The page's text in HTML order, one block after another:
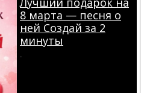
8 марта — песня о
ней Создай за 2
минуты
.